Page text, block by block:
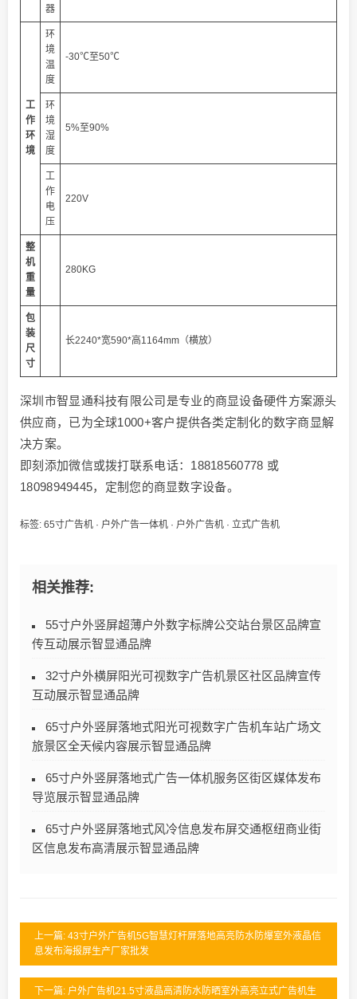
器
工
作
环
境
环
境
温
度
-30℃至50℃
环
境
湿
度
5%至90%
工
作
电
压
220V
整
机
重
量
280KG
包
装
尺
寸
长2240*宽590*高1164mm（横放）
深圳市智显通科技有限公司是专业的商显设备硬件方案源头
供应商，已为全球1000+客户提供各类定制化的数字商显解
决方案。
即刻添加微信或拨打联系电话：18818560778 或
18098949445，定制您的商显数字设备。
标签: 65寸广告机 · 户外广告一体机 · 户外广告机 · 立式广告机
相关推荐:
55寸户外竖屏超薄户外数字标牌公交站台景区品牌宣
传互动展示智显通品牌
32寸户外横屏阳光可视数字广告机景区社区品牌宣传
互动展示智显通品牌
65寸户外竖屏落地式阳光可视数字广告机车站广场文
旅景区全天候内容展示智显通品牌
65寸户外竖屏落地式广告一体机服务区街区媒体发布
导览展示智显通品牌
65寸户外竖屏落地式风冷信息发布屏交通枢纽商业街
区信息发布高清展示智显通品牌
上一篇: 43寸户外广告机5G智慧灯杆屏落地高亮防水防爆室外液晶信
息发布海报屏生产厂家批发
下一篇: 户外广告机21.5寸液晶高清防水防晒室外高亮立式广告机生